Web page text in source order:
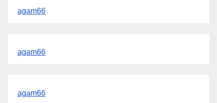
agam66
agam66
agam66